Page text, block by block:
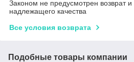
Законом не предусмотрен возврат
надлежащего качества
Все условия возврата
Подобные товары компании